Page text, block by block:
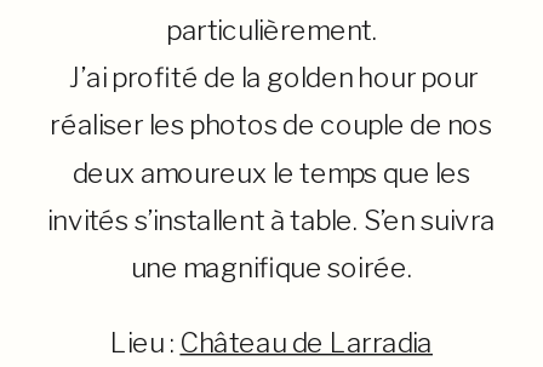
particulièrement.
J’ai profité de la golden hour pour
réaliser les photos de couple de nos
deux amoureux le temps que les
invités s’installent à table. S’en suivra
une magnifique soirée.
Lieu : Château de Larradia